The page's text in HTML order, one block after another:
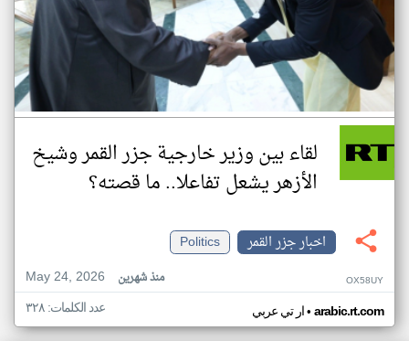
لقاء بين وزير خارجية جزر القمر وشيخ
الأزهر يشعل تفاعلا.. ما قصته؟
اخبار جزر القمر
Politics
May 24, 2026
منذ شهرين OX58UY
ار تي عربي• arabic.rt.com عدد الكلمات: ٣٢٨